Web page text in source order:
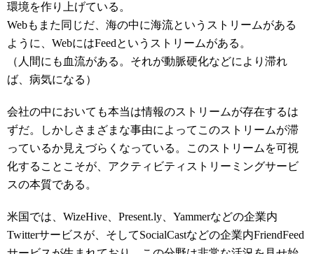
環境を作り上げている。
Webもまた同じだ、海の中に海流というストリームがある
ように、WebにはFeedというストリームがある。
（人間にも血流がある。それが動脈硬化などにより滞れ
ば、病気になる）
会社の中においても本当は情報のストリームが存在するは
ずだ。しかしさまざまな事由によってこのストリームが滞
っているか見えづらくなっている。このストリームを可視
化することこそが、アクティビティストリーミングサービ
スの本質である。
米国では、WizeHive、Present.ly、Yammerなどの企業内
Twitterサービスが、そしてSocialCastなどの企業内FriendFeed